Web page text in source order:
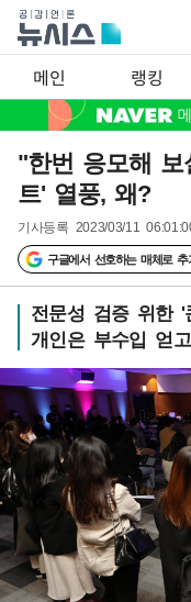
메인 랭킹
"한번 응모해
트' 열풍, 왜?
기사등록 2023/03/11
구글에서 선호하는 매체로 추
전문성 검증 위한 '
개인은 부수입 얻